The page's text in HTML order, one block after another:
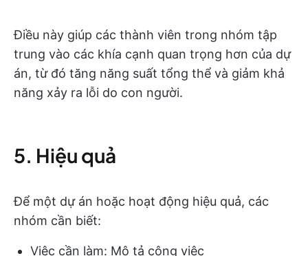
Điều này giúp các thành viên trong nhóm tập
trung vào các khía cạnh quan trọng hơn của dự
án, từ đó tăng năng suất tổng thể và giảm khả
năng xảy ra lỗi do con người.
5. Hiệu quả
Để một dự án hoặc hoạt động hiệu quả, các
nhóm cần biết:
Việc cần làm: Mô tả công việc